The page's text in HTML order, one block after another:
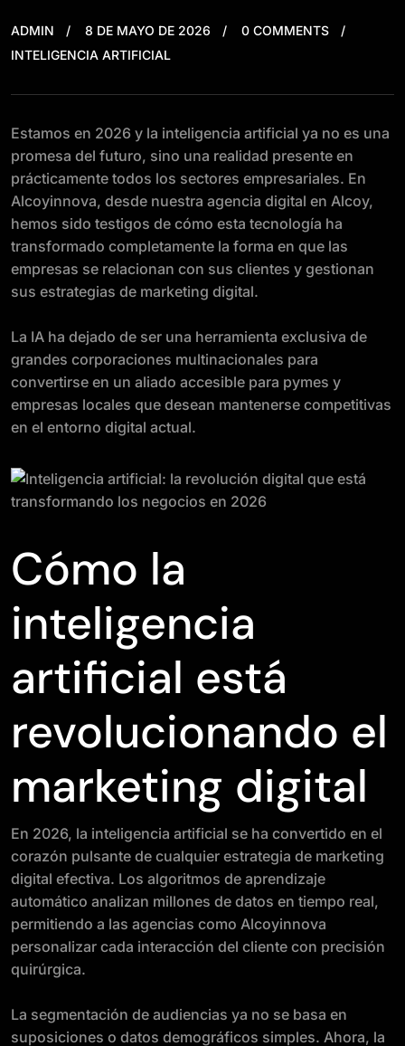
ADMIN 8 DE MAYO DE 2026
0 COMMENTS
INTELIGENCIA ARTIFICIAL
Estamos en 2026 y la inteligencia artificial ya no es una
promesa del futuro, sino una realidad presente en
prácticamente todos los sectores empresariales. En
Alcoyinnova, desde nuestra agencia digital en Alcoy,
hemos sido testigos de cómo esta tecnología ha
transformado completamente la forma en que las
empresas se relacionan con sus clientes y gestionan
sus estrategias de marketing digital.
La IA ha dejado de ser una herramienta exclusiva de
grandes corporaciones multinacionales para
convertirse en un aliado accesible para pymes y
empresas locales que desean mantenerse competitivas
en el entorno digital actual.
Cómo la
inteligencia
artificial está
revolucionando el
marketing digital
En 2026, la inteligencia artificial se ha convertido en el
corazón pulsante de cualquier estrategia de marketing
digital efectiva. Los algoritmos de aprendizaje
automático analizan millones de datos en tiempo real,
permitiendo a las agencias como Alcoyinnova
personalizar cada interacción del cliente con precisión
quirúrgica.
La segmentación de audiencias ya no se basa en
suposiciones o datos demográficos simples. Ahora, la